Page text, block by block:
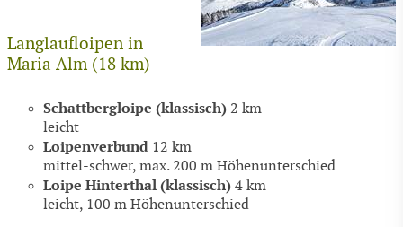
Langlaufloipen in
Maria Alm (18 km)
Schattbergloipe (klassisch) 2 km
leicht
Loipenverbund 12 km
mittel-schwer, max. 200 m Höhenunterschied
Loipe Hinterthal (klassisch) 4 km
leicht, 100 m Höhenunterschied